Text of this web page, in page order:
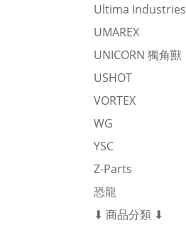
Ultima Industries
UMAREX
UNICORN 獨角獸
USHOT
VORTEX
WG
YSC
Z-Parts
恐龍
⬇ 商品分類 ⬇